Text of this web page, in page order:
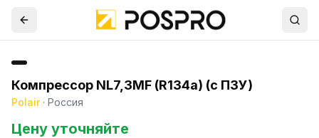
Компрессор NL7,3MF (R134а) (c ПЗУ)
Polair· Россия
Цену уточняйте